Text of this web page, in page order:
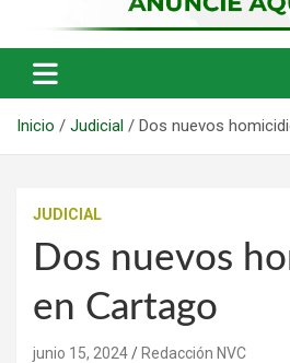
Inicio Judicial Dos nuevos
JUDICIAL
Dos nuevos
en Cartago
junio 15, 2024 Redacción NVC